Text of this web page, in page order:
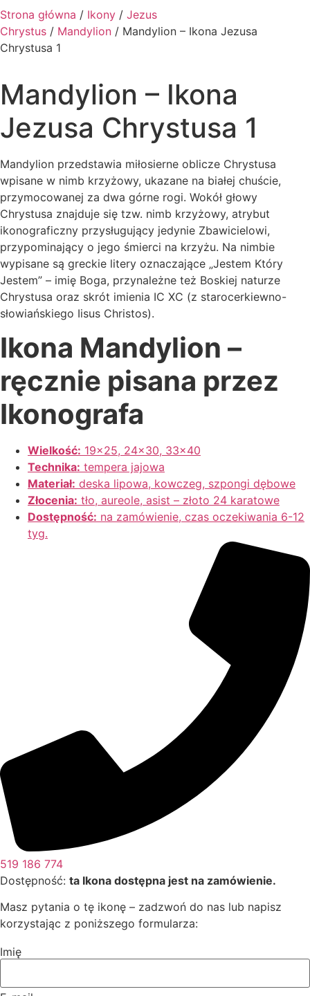
Strona główna / Ikony / Jezus
Chrystus / Mandylion / Mandylion – Ikona Jezusa
Chrystusa 1
Mandylion – Ikona
Jezusa Chrystusa 1
Mandylion przedstawia miłosierne oblicze Chrystusa
wpisane w nimb krzyżowy, ukazane na białej chuście,
przymocowanej za dwa górne rogi. Wokół głowy
Chrystusa znajduje się tzw. nimb krzyżowy, atrybut
ikonograficzny przysługujący jedynie Zbawicielowi,
przypominający o jego śmierci na krzyżu. Na nimbie
wypisane są greckie litery oznaczające „Jestem Który
Jestem” – imię Boga, przynależne też Boskiej naturze
Chrystusa oraz skrót imienia IC XC (z starocerkiewno-
słowiańskiego Iisus Christos).
Ikona Mandylion –
ręcznie pisana przez
Ikonografa
Wielkość: 19×25, 24×30, 33×40
Technika: tempera jajowa
Materiał: deska lipowa, kowczeg, szpongi dębowe
Złocenia: tło, aureole, asist – złoto 24 karatowe
Dostępność: na zamówienie, czas oczekiwania 6-12
tyg.
519 186 774
Dostępność: ta Ikona dostępna jest na zamówienie.
Masz pytania o tę ikonę – zadzwoń do nas lub napisz
korzystając z poniższego formularza:
Imię